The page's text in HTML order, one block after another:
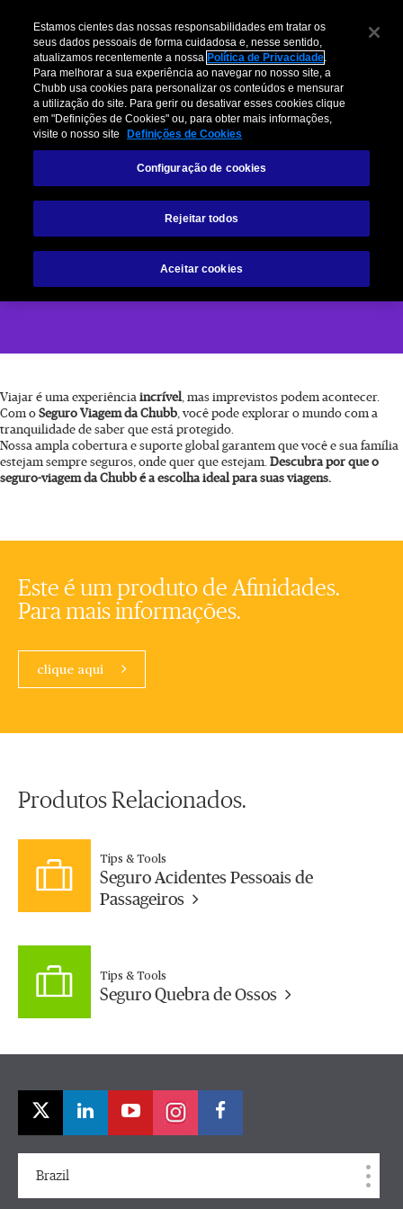
Seguro de viagem
Viajar é uma experiência incrível, mas imprevistos podem acontecer.
Com o Seguro Viagem da Chubb, você pode explorar o mundo com a
tranquilidade de saber que está protegido.
Nossa ampla cobertura e suporte global garantem que você e sua família
estejam sempre seguros, onde quer que estejam. Descubra por que o
seguro-viagem da Chubb é a escolha ideal para suas viagens.
Este é um produto de Afinidades.
Para mais informações.
clique aqui
Produtos Relacionados.
Tips & Tools
Seguro Acidentes Pessoais de
Passageiros
Tips & Tools
Seguro Quebra de Ossos
Brazil
Estamos cientes das nossas responsabilidades em tratar os
seus dados pessoais de forma cuidadosa e, nesse sentido,
atualizamos recentemente a nossa Política de Privacidade.
Para melhorar a sua experiência ao navegar no nosso site, a
Chubb usa cookies para personalizar os conteúdos e mensurar
a utilização do site. Para gerir ou desativar esses cookies clique
em "Definições de Cookies" ou, para obter mais informações,
visite o nosso site
Definições de Cookies
Configuração de cookies
Rejeitar todos
Aceitar cookies